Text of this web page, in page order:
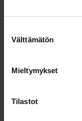
valinta
Välttämätön
Mieltymykset
Tilastot